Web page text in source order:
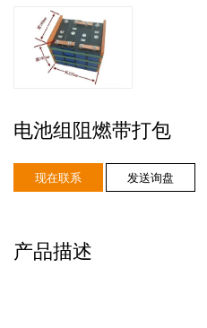
电池组阻燃带打包
现在联系 发送询盘
产品描述